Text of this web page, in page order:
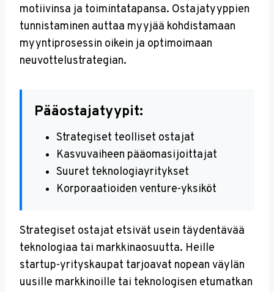
motiivinsa ja toimintatapansa. Ostajatyyppien
tunnistaminen auttaa myyjää kohdistamaan
myyntiprosessin oikein ja optimoimaan
neuvottelustrategian.
Pääostajatyypit:
Strategiset teolliset ostajat
Kasvuvaiheen pääomasijoittajat
Suuret teknologiayritykset
Korporaatioiden venture-yksiköt
Strategiset ostajat etsivät usein täydentävää
teknologiaa tai markkinaosuutta. Heille
startup-yrityskaupat tarjoavat nopean väylän
uusille markkinoille tai teknologisen etumatkan